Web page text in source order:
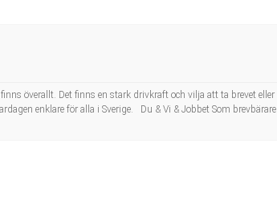
överallt. Det finns en stark drivkraft och vilja att ta brevet eller
enklare för alla i Sverige. Du & Vi & Jobbet Som brevbärare